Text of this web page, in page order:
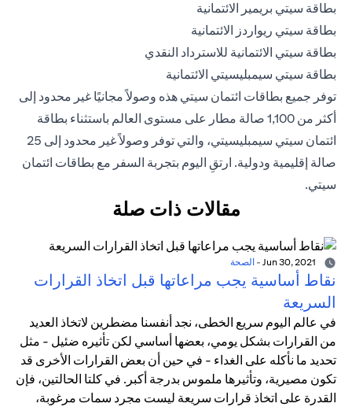
بطاقة سيتي بريمير الائتمانية
بطاقة سيتي ريواردز الائتمانية
بطاقة سيتي الائتمانية للاسترداد النقدي
بطاقة سيتي سيمبليسيتي الائتمانية
توفر جميع بطاقات ائتمان سيتي هذه وصولاً مجانيًا غير محدود إلى
أكثر من 1,100 صالة مطار على مستوى العالم باستثناء بطاقة
ائتمان سيتي سيمبليسيتي، والتي توفر وصولاً غير محدود إلى 25
صالة إقليمية ودولية. ارتقِ اليوم بتجربة السفر مع بطاقات ائتمان
سيتي.
مقالات ذات صلة
- الصحة
نقاط أساسية يجب مراعاتها قبل اتخاذ القرارات
السريعة
في عالم اليوم سريع الخطى، نجد أنفسنا مضطرين لاتخاذ العديد
من القرارات بشكل يومي، بعضها أساسي لكن تأثيره ضئيل - مثل
تحديد ما نأكله على الغداء - في حين أن بعض القرارات الأخرى قد
تكون مصيرية، وتأثيرها ملموس بدرجة أكبر. في كلتا الحالتين، فإن
القدرة على اتخاذ قرارات سريعة ليست مجرد سمات مرغوبة،